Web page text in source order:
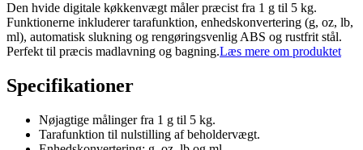
Den hvide digitale køkkenvægt måler præcist fra 1 g til 5 kg.
Funktionerne inkluderer tarafunktion, enhedskonvertering (g, oz, lb,
ml), automatisk slukning og rengøringsvenlig ABS og rustfrit stål.
Perfekt til præcis madlavning og bagning.Læs mere om produktet
Specifikationer
Nøjagtige målinger fra 1 g til 5 kg.
Tarafunktion til nulstilling af beholdervægt.